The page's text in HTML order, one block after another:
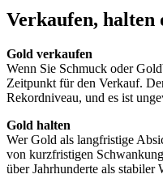
Verkaufen, halten
Gold verkaufen
Wenn Sie Schmuck oder
Zeitpunkt für den Verkauf.
Rekordniveau, und es ist
Gold halten
Wer Gold als langfristige
von kurzfristigen
über Jahrhunderte als stabiler